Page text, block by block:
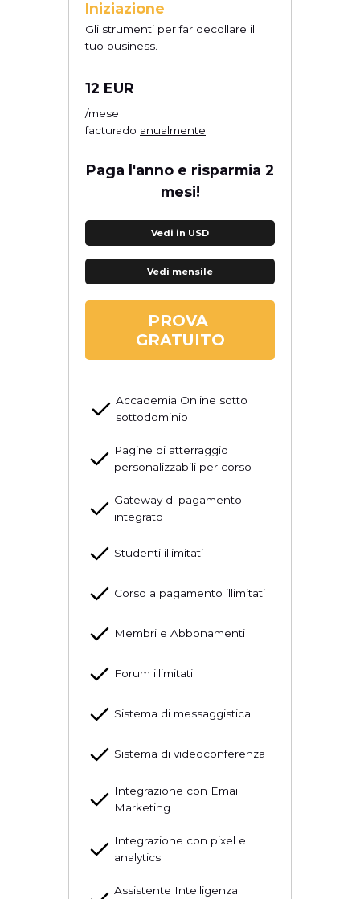
Iniziazione
Gli strumenti per far decollare il
tuo business.
12 EUR
/mese
facturado anualmente
Paga l'anno e risparmia 2
mesi!
Vedi in USD
Vedi mensile
PROVA
GRATUITO
Accademia Online sotto
sottodominio
Pagine di atterraggio
personalizzabili per corso
Gateway di pagamento
integrato
Studenti illimitati
Corso a pagamento illimitati
Membri e Abbonamenti
Forum illimitati
Sistema di messaggistica
Sistema di videoconferenza
Integrazione con Email
Marketing
Integrazione con pixel e
analytics
Assistente Intelligenza